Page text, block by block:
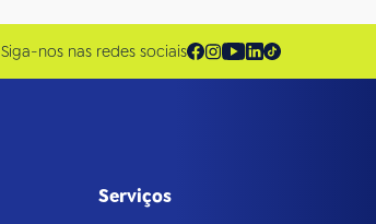
Siga-nos nas redes sociais
Serviços